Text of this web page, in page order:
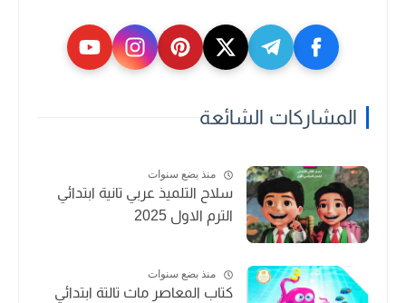
المشاركات الشائعة
منذ بضع سنوات
سلاح التلميذ عربي تانية ابتدائي
الترم الاول 2025
منذ بضع سنوات
كتاب المعاصر ماث تالتة ابتدائي